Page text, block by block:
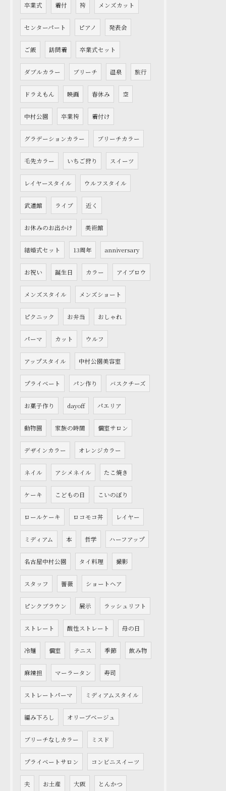
卒業式 着付 袴 メンズカット
センターパート ピアノ 発表会
ご飯 訪問着 卒業式セット
ダブルカラー ブリーチ 温泉 旅行
ドラえもん 映画 春休み 空
中村公園 卒業袴 着付け
グラデーションカラー ブリーチカラー
毛先カラー いちご狩り スイーツ
レイヤースタイル ウルフスタイル
武道館 ライブ 近く
お休みのお出かけ 美術館
結婚式セット 13周年 anniversary
お祝い 誕生日 カラー アイブロウ
メンズスタイル メンズショート
ピクニック お弁当 おしゃれ
パーマ カット ウルフ
アップスタイル 中村公園美容室
プライベート パン作り バスクチーズ
お菓子作り dayoff パエリア
動物園 家族の時間 個室サロン
デザインカラー オレンジカラー
ネイル アシメネイル たこ焼き
ケーキ こどもの日 こいのぼり
ロールケーキ ロコモコ丼 レイヤー
ミディアム 本 哲学 ハーフアップ
名古屋中村公園 タイ料理 撮影
スタッフ 薔薇 ショートヘア
ピンクブラウン 展示 ラッシュリフト
ストレート 酸性ストレート 母の日
冷麺 個室 テニス 季節 飲み物
麻辣担 マーラータン 寿司
ストレートパーマ ミディアムスタイル
編み下ろし オリーブベージュ
ブリーチなしカラー ミスド
プライベートサロン コンビニスイーツ
夫 お土産 大阪 とんかつ